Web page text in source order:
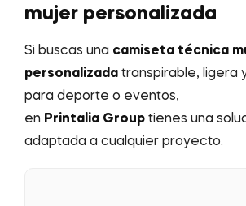
mujer personalizada
Si buscas una camiseta técnica
personalizada transpirable, ligera
para deporte o eventos,
en Printalia Group tienes una
adaptada a cualquier proyecto.